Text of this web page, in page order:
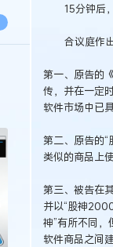
15分钟后，
合议庭作出
第一、原告的
传，并在一定
软件市场中已
第二、原告的
类似的商品上
第三、被告在
并以“股神
神”有所不同
软件商品之间